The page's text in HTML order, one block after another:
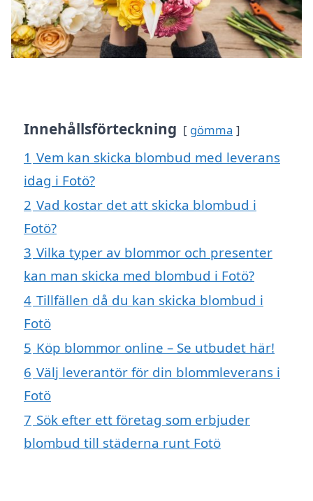
Innehållsförteckning gömma
1 Vem kan skicka blombud med leverans
idag i Fotö?
2 Vad kostar det att skicka blombud i
Fotö?
3 Vilka typer av blommor och presenter
kan man skicka med blombud i Fotö?
4 Tillfällen då du kan skicka blombud i
Fotö
5 Köp blommor online – Se utbudet här!
6 Välj leverantör för din blommleverans i
Fotö
7 Sök efter ett företag som erbjuder
blombud till städerna runt Fotö